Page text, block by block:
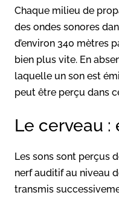
Chaque milieu de
des ondes sonores
d’environ 340 mètres
bien plus vite. En
laquelle un son est
peut être perçu dans
Le cerveau :
Les sons sont perçus
nerf auditif au niveau
transmis